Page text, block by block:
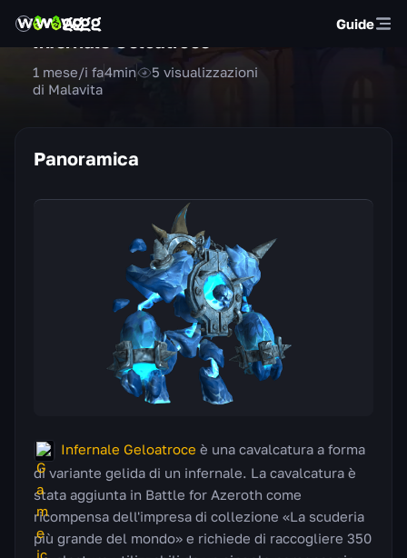
Guide
di Malavita
1 mese/i fa4min 5 visualizzazioni
Panoramica
Infernale Geloatroce è una cavalcatura a forma
di variante gelida di un infernale. La cavalcatura è
stata aggiunta in Battle for Azeroth come
ricompensa dell'impresa di collezione «La scuderia
più grande del mondo» e richiede di raccogliere 350